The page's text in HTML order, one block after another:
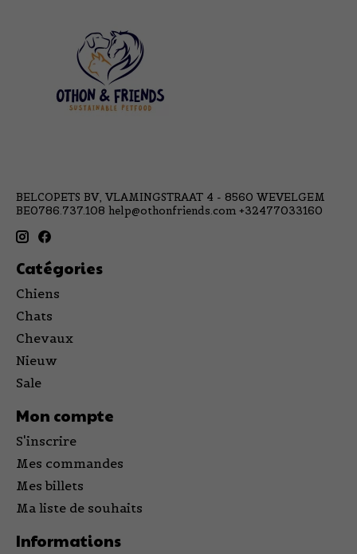
BELCOPETS BV, VLAMINGSTRAAT 4 - 8560 WEVELGEM
BE0786.737.108 help@othonfriends.com +32477033160
Catégories
Chiens
Chats
Chevaux
Nieuw
Sale
Mon compte
S'inscrire
Mes commandes
Mes billets
Ma liste de souhaits
Informations